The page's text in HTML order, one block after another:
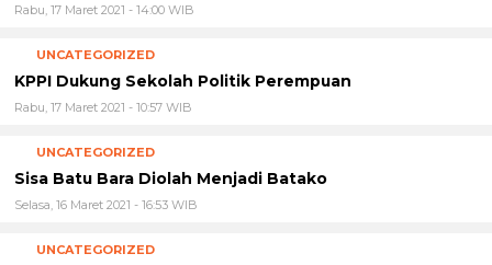
Rabu, 17 Maret 2021 - 14:00 WIB
UNCATEGORIZED
KPPI Dukung Sekolah Politik Perempuan
Rabu, 17 Maret 2021 - 10:57 WIB
UNCATEGORIZED
Sisa Batu Bara Diolah Menjadi Batako
Selasa, 16 Maret 2021 - 16:53 WIB
UNCATEGORIZED